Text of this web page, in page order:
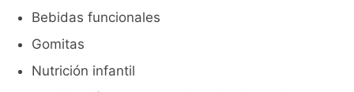
Bebidas funcionales
Gomitas
Nutrición infantil